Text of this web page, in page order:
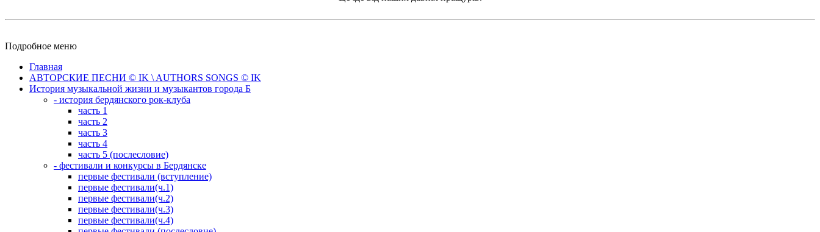
Подробное меню
Главная
АВТОРСКИЕ ПЕСНИ © IK \ AUTHORS SONGS © IK
История музыкальной жизни и музыкантов города Б
- история бердянского рок-клуба
часть 1
часть 2
часть 3
часть 4
часть 5 (послесловие)
- фестивали и конкурсы в Бердянске
первые фестивали (вступление)
первые фестивали(ч.1)
первые фестивали(ч.2)
первые фестивали(ч.3)
первые фестивали(ч.4)